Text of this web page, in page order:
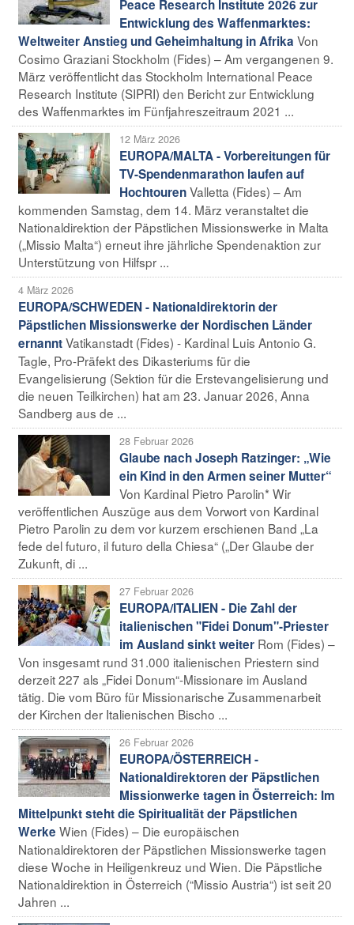
Peace Research Institute 2026 zur
Entwicklung des Waffenmarktes:
Weltweiter Anstieg und Geheimhaltung in Afrika Von
Cosimo Graziani Stockholm (Fides) – Am vergangenen 9.
März veröffentlicht das Stockholm International Peace
Research Institute (SIPRI) den Bericht zur Entwicklung
des Waffenmarktes im Fünfjahreszeitraum 2021 ...
12 März 2026
EUROPA/MALTA - Vorbereitungen für
TV-Spendenmarathon laufen auf
HochtourenValletta (Fides) – Am
kommenden Samstag, dem 14. März veranstaltet die
Nationaldirektion der Päpstlichen Missionswerke in Malta
(„Missio Malta“) erneut ihre jährliche Spendenaktion zur
Unterstützung von Hilfspr ...
4 März 2026
EUROPA/SCHWEDEN - Nationaldirektorin der
Päpstlichen Missionswerke der Nordischen Länder
ernanntVatikanstadt (Fides) - Kardinal Luis Antonio G.
Tagle, Pro-Präfekt des Dikasteriums für die
Evangelisierung (Sektion für die Erstevangelisierung und
die neuen Teilkirchen) hat am 23. Januar 2026, Anna
Sandberg aus de ...
28 Februar 2026
Glaube nach Joseph Ratzinger: „Wie
ein Kind in den Armen seiner Mutter“
Von Kardinal Pietro Parolin* Wir
veröffentlichen Auszüge aus dem Vorwort von Kardinal
Pietro Parolin zu dem vor kurzem erschienen Band „La
fede del futuro, il futuro della Chiesa“ („Der Glaube der
Zukunft, di ...
27 Februar 2026
EUROPA/ITALIEN - Die Zahl der
italienischen "Fidei Donum"-Priester
im Ausland sinkt weiter Rom (Fides) –
Von insgesamt rund 31.000 italienischen Priestern sind
derzeit 227 als „Fidei Donum“-Missionare im Ausland
tätig. Die vom Büro für Missionarische Zusammenarbeit
der Kirchen der Italienischen Bischo ...
26 Februar 2026
EUROPA/ÖSTERREICH -
Nationaldirektoren der Päpstlichen
Missionwerke tagen in Österreich: Im
Mittelpunkt steht die Spiritualität der Päpstlichen
Werke Wien (Fides) – Die europäischen
Nationaldirektoren der Päpstlichen Missionswerke tagen
diese Woche in Heiligenkreuz und Wien. Die Päpstliche
Nationaldirektion in Österreich (“Missio Austria“) ist seit 20
Jahren ...